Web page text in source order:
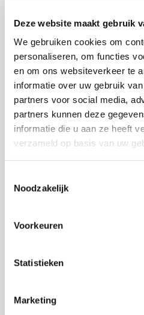
Deze website maakt gebruik
We gebruiken cookies om
personaliseren, om functies
en om ons websiteverkeer te
informatie over uw gebruik
partners voor social media,
partners kunnen deze
informatie die u aan ze heeft
verzameld op basis van uw
Noodzakelijk
Voorkeuren
Statistieken
Marketing
Geen bestand
Selecteer
Motivatie
Controleren en versturen
persoonsgegevens. Bij het
privacystatement
Ik ga akkoord dat
worden verwerkt ten
sollicitatie.